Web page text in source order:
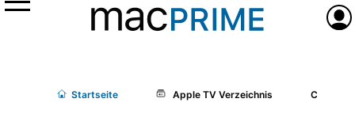
Menü
Startseite Apple TV Verzeichnis Cast/